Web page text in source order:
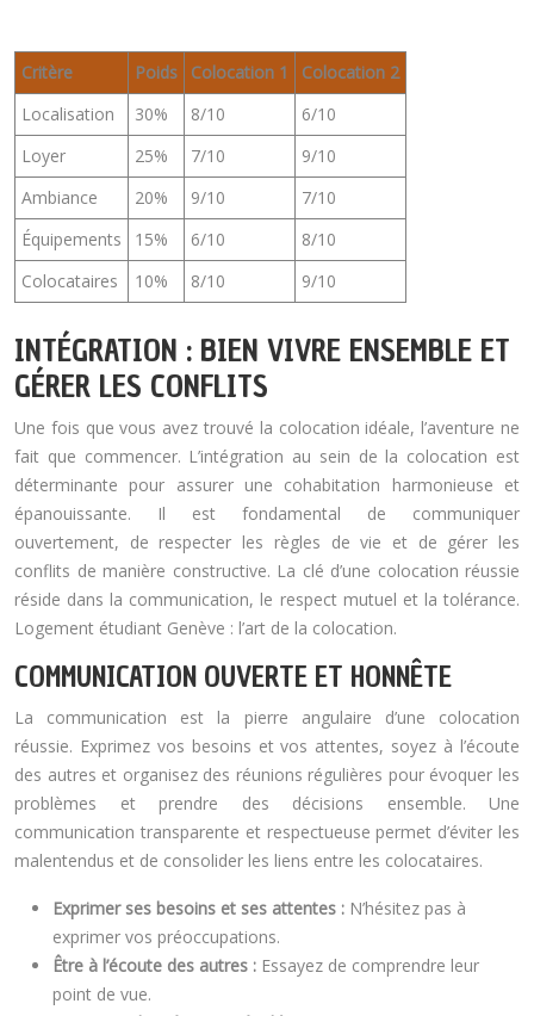
Critère Poids Colocation 1
Colocation 2
Localisation
30% 8/10
6/10
Loyer
25% 7/10
9/10
Ambiance
20% 9/10
7/10
Équipements
15% 6/10
8/10
Colocataires
10% 8/10 9/10
INTÉGRATION : BIEN VIVRE ENSEMBLE ET
GÉRER LES CONFLITS
Une fois que vous avez trouvé la colocation idéale, l’aventure ne
fait que commencer. L’intégration au sein de la colocation est
déterminante pour assurer une cohabitation harmonieuse et
épanouissante. Il est fondamental de communiquer
ouvertement, de respecter les règles de vie et de gérer les
conflits de manière constructive. La clé d’une colocation réussie
réside dans la communication, le respect mutuel et la tolérance.
Logement étudiant Genève : l’art de la colocation.
COMMUNICATION OUVERTE ET HONNÊTE
La communication est la pierre angulaire d’une colocation
réussie. Exprimez vos besoins et vos attentes, soyez à l’écoute
des autres et organisez des réunions régulières pour évoquer les
problèmes et prendre des décisions ensemble. Une
communication transparente et respectueuse permet d’éviter les
malentendus et de consolider les liens entre les colocataires.
Exprimer ses besoins et ses attentes : N’hésitez pas à
exprimer vos préoccupations.
Être à l’écoute des autres : Essayez de comprendre leur
point de vue.